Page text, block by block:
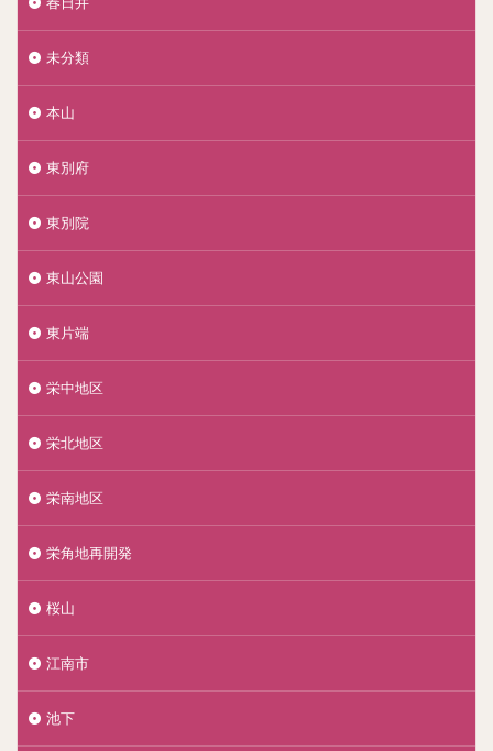
未分類
本山
東別府
東別院
東山公園
東片端
栄中地区
栄北地区
栄南地区
栄角地再開発
桜山
江南市
池下